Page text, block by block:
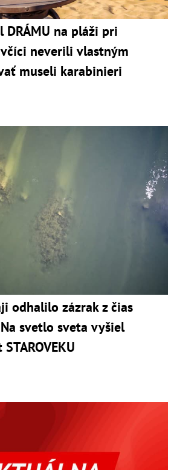
DRÁMU na pláži pri
neverili vlastným
museli karabinieri
odhalilo zázrak z čias
Na svetlo sveta vyšiel